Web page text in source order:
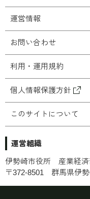
運営情報
お問い合わせ
利用・運用規約
個人情報保護方針
このサイトについて
運営組織
伊勢崎市役所 産業経
〒372-8501 群馬県伊
© 2025 Isesaki City. All